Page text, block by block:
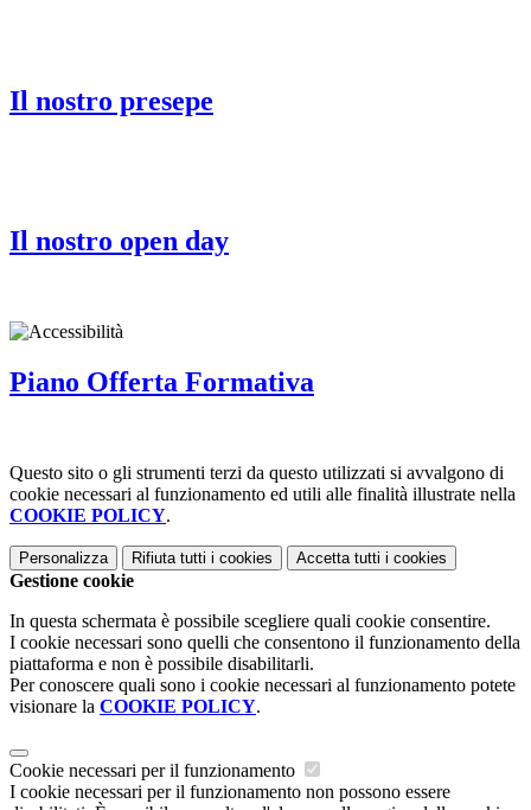
Il nostro presepe
Il nostro open day
Piano Offerta Formativa
Questo sito o gli strumenti terzi da questo utilizzati si avvalgono di
cookie necessari al funzionamento ed utili alle finalità illustrate nella
COOKIE POLICY.
Personalizza Rifiuta tutti i cookies Accetta tutti i cookies
Gestione cookie
In questa schermata è possibile scegliere quali cookie consentire.
I cookie necessari sono quelli che consentono il funzionamento della
piattaforma e non è possibile disabilitarli.
Per conoscere quali sono i cookie necessari al funzionamento potete
visionare la COOKIE POLICY.
Cookie necessari per il funzionamento
I cookie necessari per il funzionamento non possono essere